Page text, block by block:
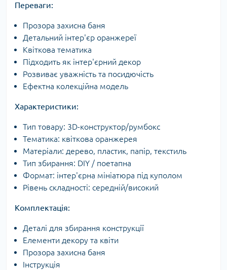
Переваги:
Прозора захисна баня
Детальний інтер'єр оранжереї
Квіткова тематика
Підходить як інтер'єрний декор
Розвиває уважність та посидючість
Ефектна колекційна модель
Характеристики:
Тип товару: 3D-конструктор/румбокс
Тематика: квіткова оранжерея
Матеріали: дерево, пластик, папір, текстиль
Тип збирання: DIY / поетапна
Формат: інтер'єрна мініатюра під куполом
Рівень складності: середній/високий
Комплектація:
Деталі для збирання конструкції
Елементи декору та квіти
Прозора захисна баня
Інструкція